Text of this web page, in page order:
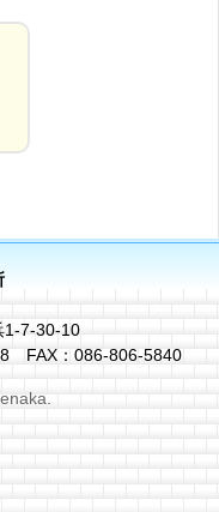
1-7-30-10
FAX：086-806-5840